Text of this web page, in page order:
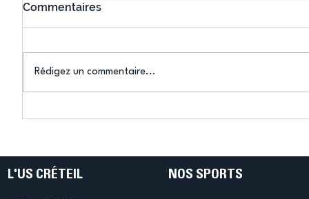
Commentaires
Rédigez un commentaire...
L'US CRÉTEIL NOS SPORTS